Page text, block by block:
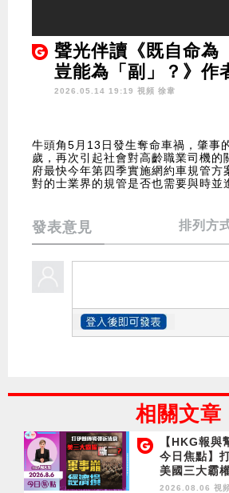
聲光伴讀《既自命為
豈能為「副」？》作
2026.05.14 19:19 視頻 徐韋
牛頭角5月13日發生奪命車禍，肇事
歲，再次引起社會對高齡職業司機的
府最快今年第四季實施網約車規管方
對的士業界的規管是否也需要與時並
發表意見 排列方
相關文章
【HKG報與
今日焦點】
美國三大霸
濟損
2026.08.06 視